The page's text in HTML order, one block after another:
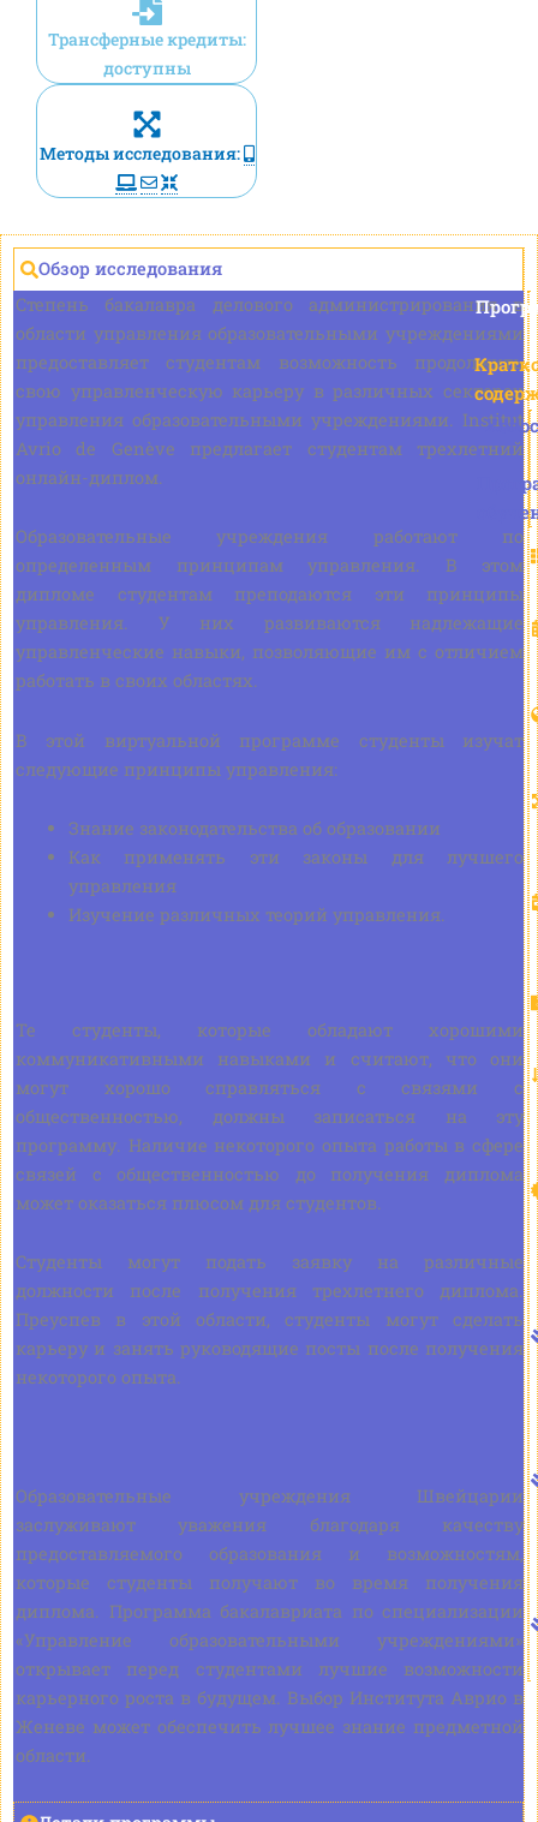
Трансферные кредиты:
доступны
Методы исследования:
Обзор исследования
Степень бакалавра делового администрирования в
области управления образовательными учреждениями
предоставляет студентам возможность продолжить
свою управленческую карьеру в различных секторах
управления образовательными учреждениями. Institut
Avrio de Genève предлагает студентам трехлетний
онлайн-диплом.
Образовательные учреждения работают по
определенным принципам управления. В этом
дипломе студентам преподаются эти принципы
управления. У них развиваются надлежащие
управленческие навыки, позволяющие им с отличием
работать в своих областях.
В этой виртуальной программе студенты изучат
следующие принципы управления:
Знание законодательства об образовании
Как применять эти законы для лучшего
управления
Изучение различных теорий управления.
Те студенты, которые обладают хорошими
коммуникативными навыками и считают, что они
могут хорошо справляться с связями с
общественностью, должны записаться на эту
программу. Наличие некоторого опыта работы в сфере
связей с общественностью до получения диплома
может оказаться плюсом для студентов.
Студенты могут подать заявку на различные
должности после получения трехлетнего диплома.
Преуспев в этой области, студенты могут сделать
карьеру и занять руководящие посты после получения
некоторого опыта.
Образовательные учреждения Швейцарии
заслуживают уважения благодаря качеству
предоставляемого образования и возможностям,
которые студенты получают во время получения
диплома. Программа бакалавриата по специализации
«Управление образовательными учреждениями»
открывает перед студентами лучшие возможности
карьерного роста в будущем. Выбор Института Аврио в
Женеве может обеспечить лучшее знание предметной
области.